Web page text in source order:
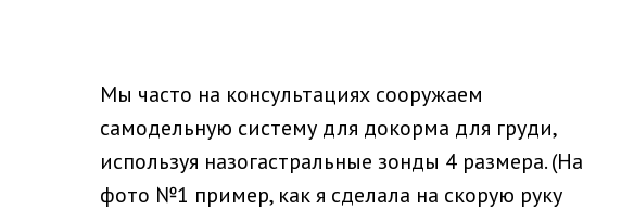
Мы часто на консультациях сооружаем
самодельную систему для докорма для груди,
используя назогастральные зонды 4 размера. (На
фото №1 пример, как я сделала на скорую руку